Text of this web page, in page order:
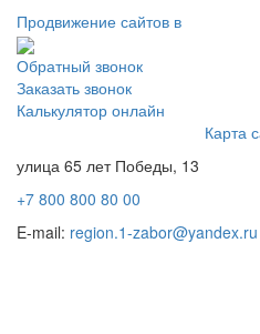
Продвижение сайтов в
Обратный звонок
Заказать звонок
Калькулятор онлайн
Карта
улица 65 лет Победы, 13
+7 800 800 80 00
E-mail: region.1-zabor@yandex.ru